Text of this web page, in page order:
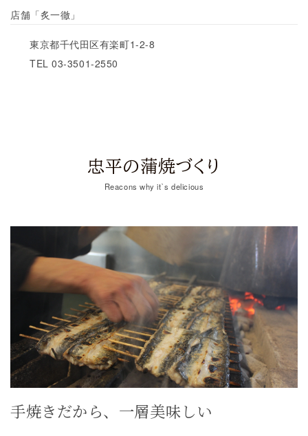
店舗「炙一徹」
東京都千代田区有楽町1-2-8
TEL 03-3501-2550
忠平の蒲焼づくり
Reacons why it`s delicious
手焼きだから、一層美味しい